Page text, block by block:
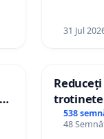
31 Jul
538
48